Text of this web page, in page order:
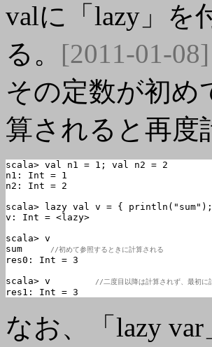
valに「lazy」を
る。 [2011-01-08]
その定数が初め
算されると再度
scala> val n1 = 1; val n2 = 2
n1: Int = 1
n2: Int = 2
scala> lazy val v = {
v: Int = <lazy>
scala> v
//初めて参照するときに計算される
res0: Int = 3
//二度目以降は計算されず、最初に
res1: Int = 3
なお、「lazy